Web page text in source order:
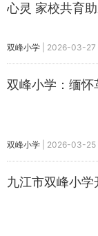
心灵 家校共育
双峰小学 2026-03-27
双峰小学：缅怀
双峰小学 2026-03-25
九江市双峰小